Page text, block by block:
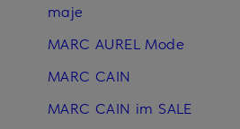
maje
MARC AUREL Mode
MARC CAIN
MARC CAIN im SALE